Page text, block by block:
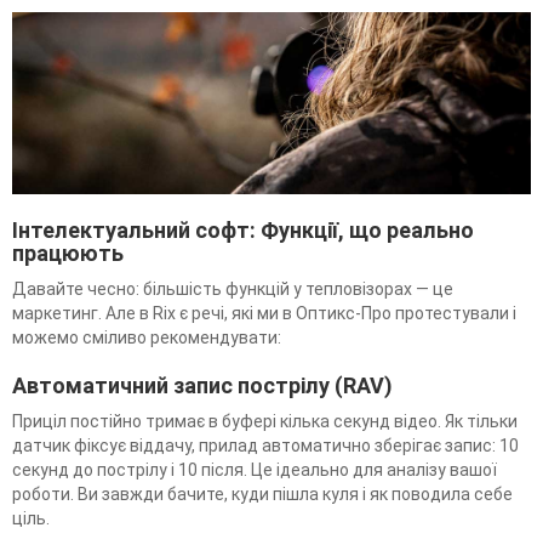
Інтелектуальний софт: Функції, що реально
працюють
Давайте чесно: більшість функцій у тепловізорах — це
маркетинг. Але в Rix є речі, які ми в Оптикс-Про протестували і
можемо сміливо рекомендувати:
Автоматичний запис пострілу (RAV)
Приціл постійно тримає в буфері кілька секунд відео. Як тільки
датчик фіксує віддачу, прилад автоматично зберігає запис: 10
секунд до пострілу і 10 після. Це ідеально для аналізу вашої
роботи. Ви завжди бачите, куди пішла куля і як поводила себе
ціль.